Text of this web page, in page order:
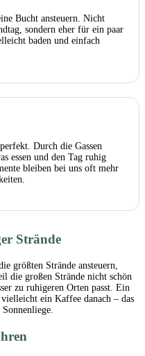
Bucht ansteuern. Nicht
sondern eher für ein paar
baden und einfach
Durch die Gassen
essen und den Tag ruhig
bleiben bei uns oft mehr
Strände
größten Strände ansteuern,
die großen Strände nicht schön
zu ruhigeren Orten passt. Ein
ein Kaffee danach – das